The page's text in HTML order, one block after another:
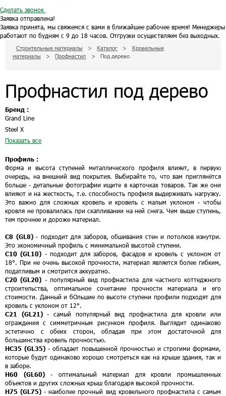
Сделать звонок
Заявка отправлена!
Заявка принята, мы свяжемся с вами в ближайшее рабочее время! Менеджеры
работают по будням с 9 до 18 часов. Отгрузки осуществляем без выходных.
Строительные материалы > Каталог >
Кровельные
материалы
> Профнастил > Под дерево
Профнастил под дерево
Бренд :
Grand Line
Steel X
Показать все
Профиль :
Форма и высота ступеней металлического профиля влияет, в первую
очередь, на внешний вид покрытия. Выбирайте то, что вам приглянётся
больше - детальные фотографии ищите в карточках товаров. Так же они
влияют и на жесткость, т.е. способность профиля выдерживать нагрузку.
Это важно для сложных кровель и кровель с малым уклоном - чтобы
кровля не провалилась при скапливании на ней снега. Чем выше ступень,
тем прочнее и дороже материал.
С8 (GL8)- подходит для заборов, обшивания стен и потолков изнутри.
Это экономичный профиль с минимальной высотой ступени.
С10 (GL10) - подходит для заборов, фасадов и кровель с уклоном от
18°. При не очень высокой прочности, материал является более гибким,
податливым и смотрится аккуратно.
С20 (GL20) - популярный вид профнастила для частного коттеджного
строительства, оптимальное сочетание прочности материала и его
стоимости. Данный и бОльшие по высоте ступени профили подходят для
кровель с уклоном от 12°.
С21 (GL21)- самый популярный вид профнастила для кровли или
ограждения с симметричным рисунком профиля. Выглядит одинаково
эстетично с обеих сторон, обладая при этом достаточной для
большинства кровель прочностью.
НС35 (GL35) - обладает повышенной прочностью и строгими формами,
которые будут одинаково хорошо смотреться как на крыше здания, так и
в заборе.
Н60 (GL60)- оптимальный материал для кровли промышленных
объектов и других сложных крыш благодаря высокой прочности.
Н75 (GL75) - наиболее прочный вид кровельного профнастила с самым